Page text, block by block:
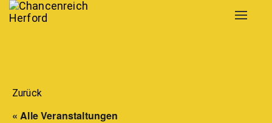
Toggle
Zurück
« Alle Veranstaltungen